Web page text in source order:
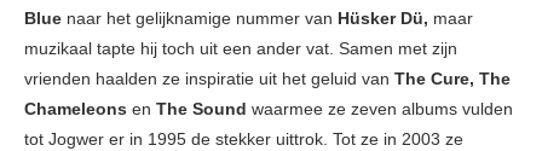
Blue naar het gelijknamige nummer van Hüsker Dü, maar
muzikaal tapte hij toch uit een ander vat. Samen met zijn
vrienden haalden ze inspiratie uit het geluid van The Cure, The
Chameleons en The Sound waarmee ze zeven albums vulden
tot Jogwer er in 1995 de stekker uittrok. Tot ze in 2003 ze